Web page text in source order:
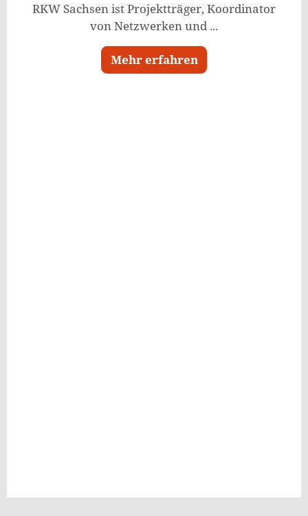
RKW Sachsen ist Projektträger, Koordinator
von Netzwerken und ...
Mehr erfahren